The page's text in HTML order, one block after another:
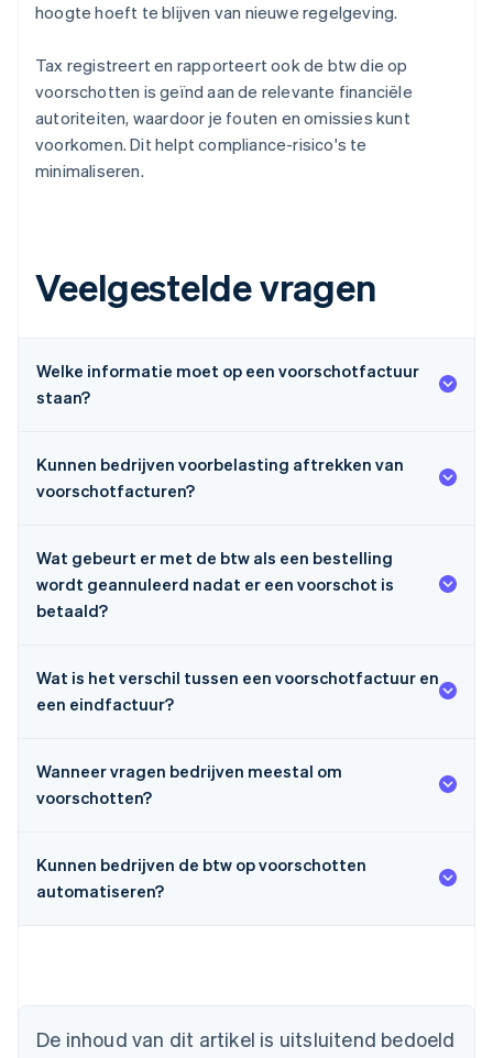
hoogte hoeft te blijven van nieuwe regelgeving.
Tax registreert en rapporteert ook de btw die op
voorschotten is geïnd aan de relevante financiële
autoriteiten, waardoor je fouten en omissies kunt
voorkomen. Dit helpt compliance-risico's te
minimaliseren.
Veelgestelde vragen
Welke informatie moet op een voorschotfactuur
staan?
Kunnen bedrijven voorbelasting aftrekken van
voorschotfacturen?
Wat gebeurt er met de btw als een bestelling
wordt geannuleerd nadat er een voorschot is
betaald?
Wat is het verschil tussen een voorschotfactuur en
een eindfactuur?
Wanneer vragen bedrijven meestal om
voorschotten?
Kunnen bedrijven de btw op voorschotten
automatiseren?
De inhoud van dit artikel is uitsluitend bedoeld